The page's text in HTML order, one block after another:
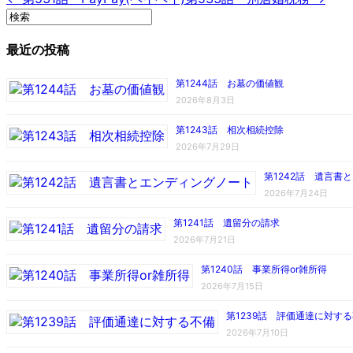
最近の投稿
第1244話 お墓の価値観
2026年8月3日
第1243話 相次相続控除
2026年7月29日
第1242話 遺言書と
2026年7月24日
第1241話 遺留分の請求
2026年7月21日
第1240話 事業所得or雑所得
2026年7月15日
第1239話 評価通達に対す
2026年7月10日